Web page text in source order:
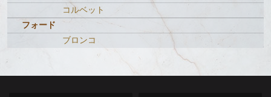
コルベット
フォード
ブロンコ